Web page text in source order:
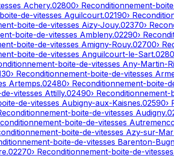
Achery.02800› Reconditionnement-
de-vitesses Aguilcourt.02190›
boite-de-vitesses Aizy-Jouy.02370›
boite-de-vitesses Ambleny.02290›
boite-de-vitesses Amigny-Rouy.02700›
boite-de-vitesses Anguilcourt-le-Sart.
boite-de-vitesses Any-Martin-
› Reconditionnement-boite-de-vitesses
Artemps.02480› Reconditionnement-boite-
vitesses Attilly.02490› Reconditionnement-
de-vitesses Aubigny-aux-Kaisnes.02590›
boite-de-vitesses Audigny.
boite-de-vitesses
boite-de-vitesses Azy-sur-
boite-de-vitesses Barenton-
.02270› Reconditionnement-boite-de-vitesses